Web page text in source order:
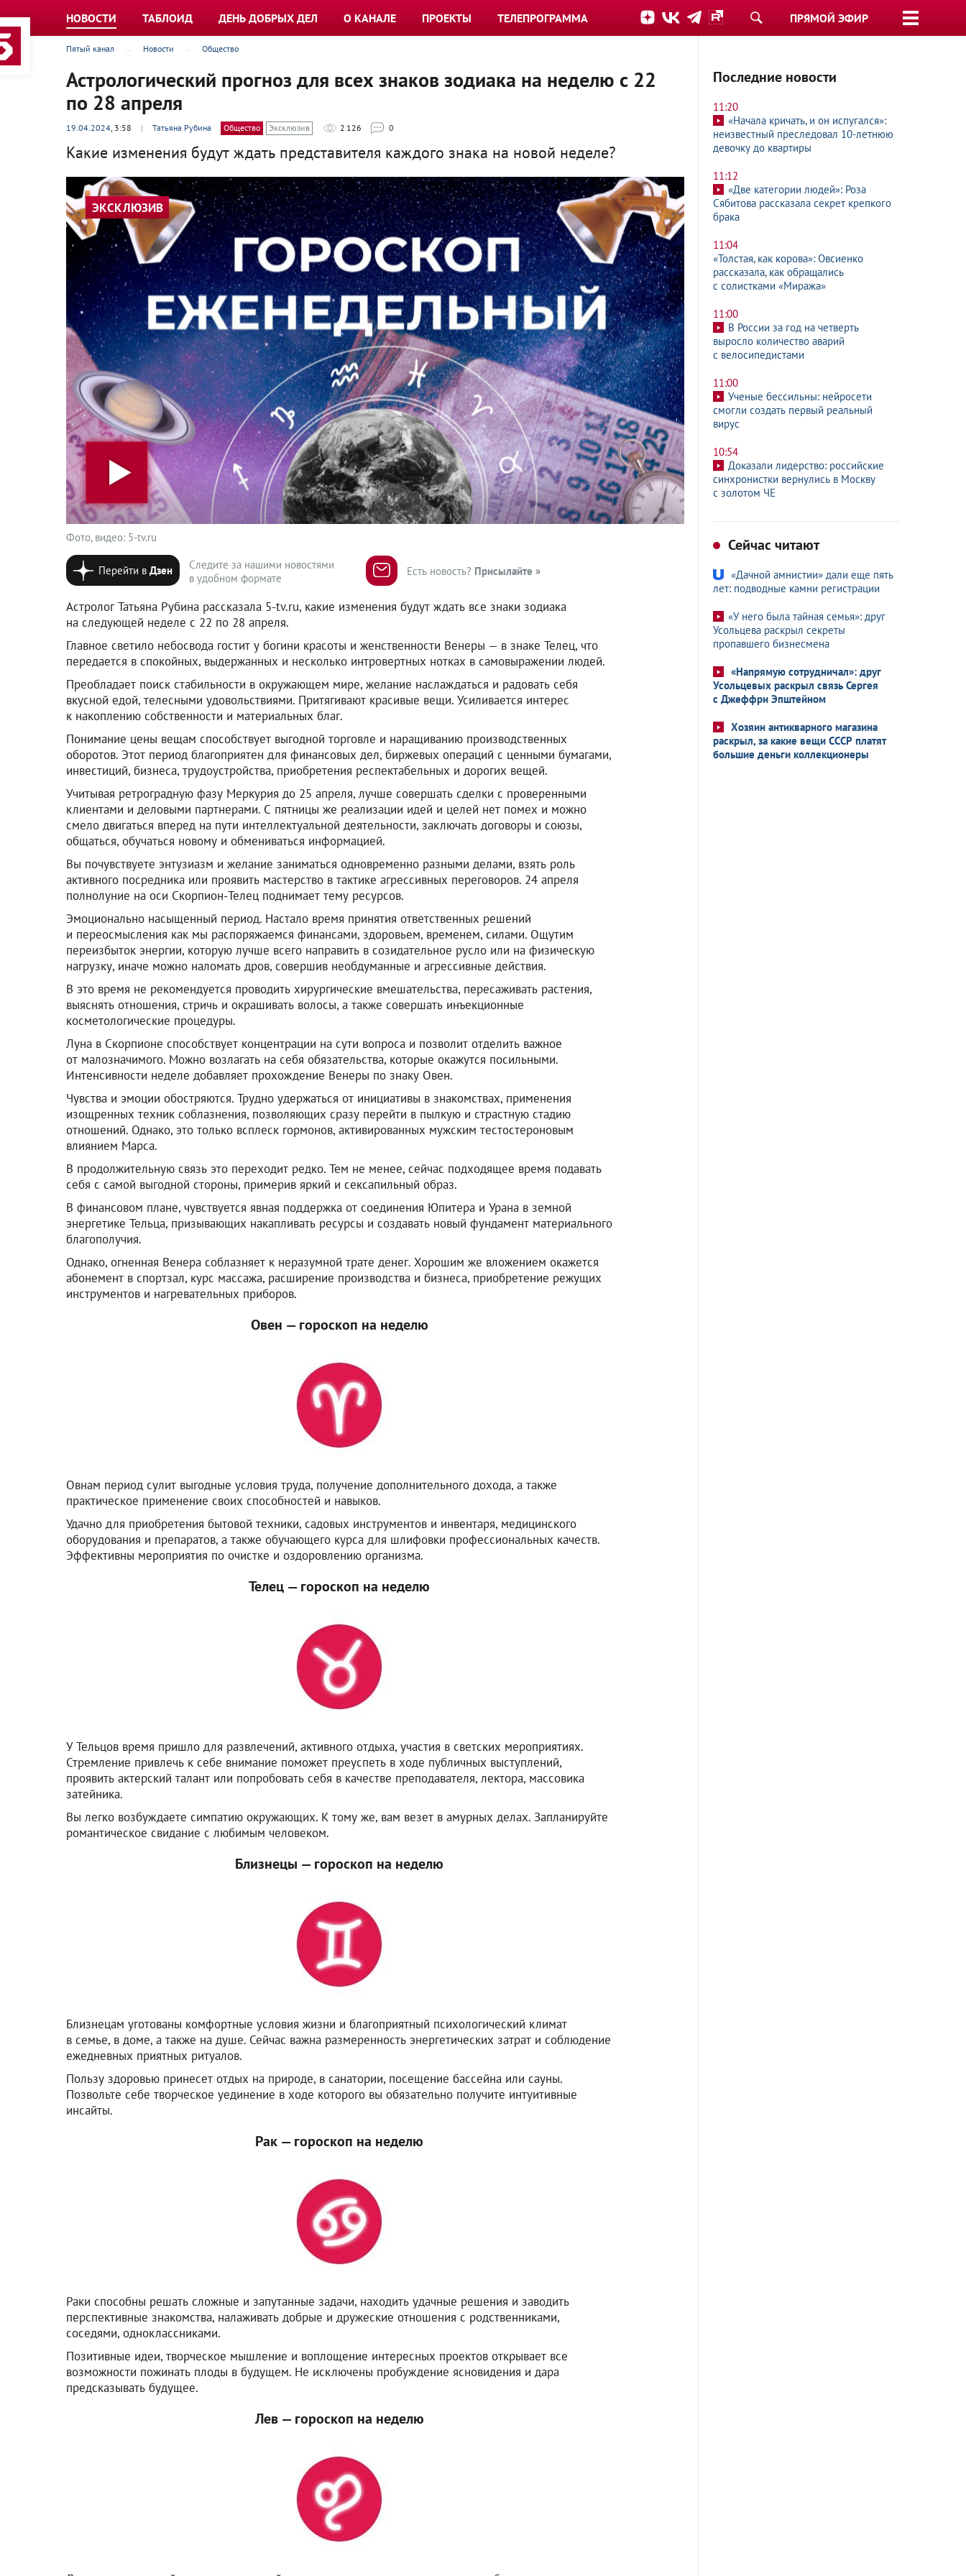
ПРЯМОЙ ЭФИР
НОВОСТИ ТАБЛОИД ДЕНЬ ДОБРЫХ ДЕЛ О КАНАЛЕ ПРОЕКТЫ ТЕЛЕПРОГРАММА
Пятый канал Новости Общество
Астрологический прогноз для всех знаков зодиака на неделю с 22
по 28 апреля
19.04.2024, 3:58 | Татьяна Рубина Общество Эксклюзив 2 126 0
Какие изменения будут ждать представителя каждого знака на новой неделе?
ЭКСКЛЮЗИВ
Фото, видео: 5-tv.ru
Перейти вДзен
Следите за нашими новостями
в удобном формате
Есть новость? Присылайте »
Астролог Татьяна Рубина рассказала 5-tv.ru, какие изменения будут ждать все знаки зодиака
на следующей неделе с 22 по 28 апреля.
Главное светило небосвода гостит у богини красоты и женственности Венеры — в знаке Телец, что
передается в спокойных, выдержанных и несколько интровертных нотках в самовыражении людей.
Преобладает поиск стабильности в окружающем мире, желание наслаждаться и радовать себя
вкусной едой, телесными удовольствиями. Притягивают красивые вещи. Усиливается интерес
к накоплению собственности и материальных благ.
Понимание цены вещам способствует выгодной торговле и наращиванию производственных
оборотов. Этот период благоприятен для финансовых дел, биржевых операций с ценными бумагами,
инвестиций, бизнеса, трудоустройства, приобретения респектабельных и дорогих вещей.
Учитывая ретроградную фазу Меркурия до 25 апреля, лучше совершать сделки с проверенными
клиентами и деловыми партнерами. С пятницы же реализации идей и целей нет помех и можно
смело двигаться вперед на пути интеллектуальной деятельности, заключать договоры и союзы,
общаться, обучаться новому и обмениваться информацией.
Вы почувствуете энтузиазм и желание заниматься одновременно разными делами, взять роль
активного посредника или проявить мастерство в тактике агрессивных переговоров. 24 апреля
полнолуние на оси Скорпион-Телец поднимает тему ресурсов.
Эмоционально насыщенный период. Настало время принятия ответственных решений
и переосмысления как мы распоряжаемся финансами, здоровьем, временем, силами. Ощутим
переизбыток энергии, которую лучше всего направить в созидательное русло или на физическую
нагрузку, иначе можно наломать дров, совершив необдуманные и агрессивные действия.
В это время не рекомендуется проводить хирургические вмешательства, пересаживать растения,
выяснять отношения, стричь и окрашивать волосы, а также совершать инъекционные
косметологические процедуры.
Луна в Скорпионе способствует концентрации на сути вопроса и позволит отделить важное
от малозначимого. Можно возлагать на себя обязательства, которые окажутся посильными.
Интенсивности неделе добавляет прохождение Венеры по знаку Овен.
Чувства и эмоции обостряются. Трудно удержаться от инициативы в знакомствах, применения
изощренных техник соблазнения, позволяющих сразу перейти в пылкую и страстную стадию
отношений. Однако, это только всплеск гормонов, активированных мужским тестостероновым
влиянием Марса.
В продолжительную связь это переходит редко. Тем не менее, сейчас подходящее время подавать
себя с самой выгодной стороны, примерив яркий и сексапильный образ.
В финансовом плане, чувствуется явная поддержка от соединения Юпитера и Урана в земной
энергетике Тельца, призывающих накапливать ресурсы и создавать новый фундамент материального
благополучия.
Однако, огненная Венера соблазняет к неразумной трате денег. Хорошим же вложением окажется
абонемент в спортзал, курс массажа, расширение производства и бизнеса, приобретение режущих
инструментов и нагревательных приборов.
Овен — гороскоп на неделю
Овнам период сулит выгодные условия труда, получение дополнительного дохода, а также
практическое применение своих способностей и навыков.
Удачно для приобретения бытовой техники, садовых инструментов и инвентаря, медицинского
оборудования и препаратов, а также обучающего курса для шлифовки профессиональных качеств.
Эффективны мероприятия по очистке и оздоровлению организма.
Телец — гороскоп на неделю
У Тельцов время пришло для развлечений, активного отдыха, участия в светских мероприятиях.
Стремление привлечь к себе внимание поможет преуспеть в ходе публичных выступлений,
проявить актерский талант или попробовать себя в качестве преподавателя, лектора, массовика
затейника.
Вы легко возбуждаете симпатию окружающих. К тому же, вам везет в амурных делах. Запланируйте
романтическое свидание с любимым человеком.
Близнецы — гороскоп на неделю
Близнецам уготованы комфортные условия жизни и благоприятный психологический климат
в семье, в доме, а также на душе. Сейчас важна размеренность энергетических затрат и соблюдение
ежедневных приятных ритуалов.
Пользу здоровью принесет отдых на природе, в санатории, посещение бассейна или сауны.
Позвольте себе творческое уединение в ходе которого вы обязательно получите интуитивные
инсайты.
Рак — гороскоп на неделю
Раки способны решать сложные и запутанные задачи, находить удачные решения и заводить
перспективные знакомства, налаживать добрые и дружеские отношения с родственниками,
соседями, одноклассниками.
Позитивные идеи, творческое мышление и воплощение интересных проектов открывает все
возможности пожинать плоды в будущем. Не исключены пробуждение ясновидения и дара
предсказывать будущее.
Лев — гороскоп на неделю
Последние новости
11:20
«Начала кричать, и он испугался»:
неизвестный преследовал 10-летнюю
девочку до квартиры
11:12
«Две категории людей»: Роза
Сябитова рассказала секрет крепкого
брака
11:04
«Толстая, как корова»: Овсиенко
рассказала, как обращались
с солистками «Миража»
11:00
В России за год на четверть
выросло количество аварий
с велосипедистами
11:00
Ученые бессильны: нейросети
смогли создать первый реальный
вирус
10:54
Доказали лидерство: российские
синхронистки вернулись в Москву
с золотом ЧЕ
Сейчас читают
«Дачной амнистии» дали еще пять
лет: подводные камни регистрации
«У него была тайная семья»: друг
Усольцева раскрыл секреты
пропавшего бизнесмена
«Напрямую сотрудничал»: друг
Усольцевых раскрыл связь Сергея
с Джеффри Эпштейном
Хозяин антикварного магазина
раскрыл, за какие вещи СССР платят
большие деньги коллекционеры